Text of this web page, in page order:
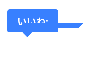
いいね: